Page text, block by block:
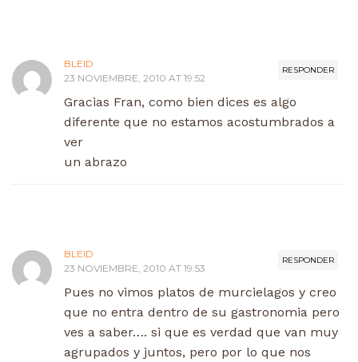
RESPONDER
BLEID
23 NOVIEMBRE, 2010 AT 19:52
Gracias Fran, como bien dices es algo
diferente que no estamos acostumbrados a
ver
un abrazo
RESPONDER
BLEID
23 NOVIEMBRE, 2010 AT 19:53
Pues no vimos platos de murcielagos y creo
que no entra dentro de su gastronomia pero
ves a saber…. si que es verdad que van muy
agrupados y juntos, pero por lo que nos